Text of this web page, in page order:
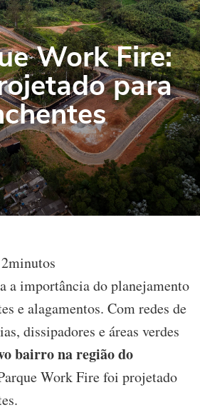
Work Fire:
para
2minutos
a importância do planejamento
e alagamentos. Com redes de
dissipadores e áreas verdes
bairro na região do
Work Fire foi projetado